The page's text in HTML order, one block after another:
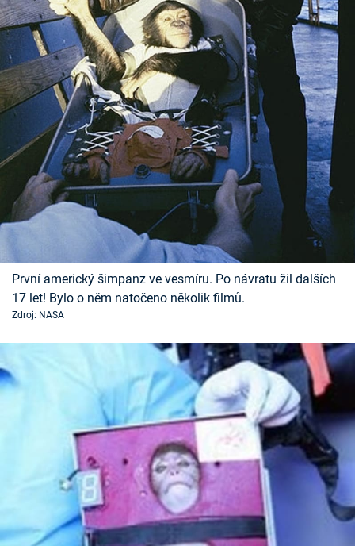
První americký šimpanz ve vesmíru. Po návratu žil dalších
17 let! Bylo o něm natočeno několik filmů.
Zdroj: NASA